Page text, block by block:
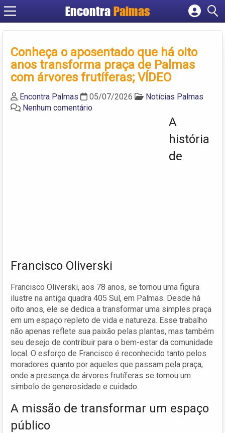
Encontra Palmas
Cadastrar empresa
Criar conta
Conheça o aposentado que há oito
anos transforma praça de Palmas
com árvores frutíferas; VÍDEO
Encontra Palmas 05/07/2026
Notícias Palmas
Nenhum comentário
A
história
de
Francisco Oliverski
Francisco Oliverski, aos 78 anos, se tornou uma figura
ilustre na antiga quadra 405 Sul, em Palmas. Desde há
oito anos, ele se dedica a transformar uma simples praça
em um espaço repleto de vida e natureza. Esse trabalho
não apenas reflete sua paixão pelas plantas, mas também
seu desejo de contribuir para o bem-estar da comunidade
local. O esforço de Francisco é reconhecido tanto pelos
moradores quanto por aqueles que passam pela praça,
onde a presença de árvores frutíferas se tornou um
símbolo de generosidade e cuidado.
A missão de transformar um espaço
público